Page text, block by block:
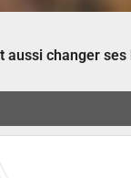
aussi changer